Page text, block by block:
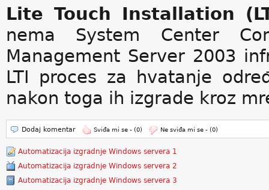
Lite Touch Installation
nema System Center
Management Server 2003
LTI proces za hvatanje
nakon toga ih izgrade kroz
Dodaj komentar Sviđa mi se - (0) Ne sviđa mi se - (0)
Automatizacija izgradnje Windows servera 1
Automatizacija izgradnje Windows servera 2
Automatizacija izgradnje Windows servera 3